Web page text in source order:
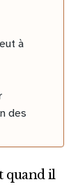
à
des
quand il